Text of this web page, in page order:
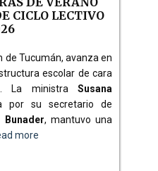
CICLO LECTIVO
de Tucumán, avanza en
escolar de cara
La ministra Susana
por su secretario de
Bunader, mantuvo una
more